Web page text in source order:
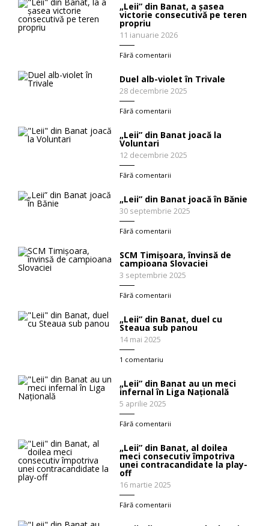
„Leii” din Banat, a șasea
victorie consecutivă pe teren
propriu
11 ianuarie 2026
Fără comentarii
Duel alb-violet în Trivale
28 decembrie 2025
Fără comentarii
„Leii” din Banat joacă la
Voluntari
12 decembrie 2025
Fără comentarii
„Leii” din Banat joacă în Bănie
30 septembrie 2025
Fără comentarii
SCM Timișoara, învinsă de
campioana Slovaciei
3 septembrie 2025
Fără comentarii
„Leii” din Banat, duel cu
Steaua sub panou
14 mai 2025
1 comentariu
„Leii” din Banat au un meci
infernal în Liga Națională
5 aprilie 2025
Fără comentarii
„Leii” din Banat, al doilea
meci consecutiv împotriva
unei contracandidate la play-
off
16 martie 2025
Fără comentarii